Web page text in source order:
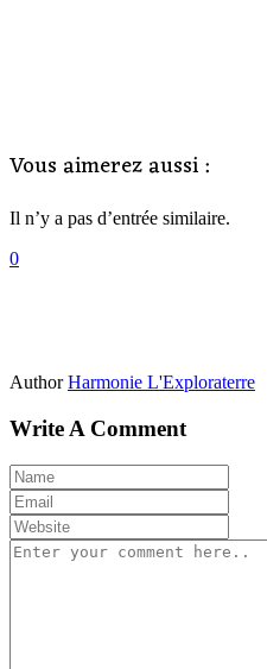
Vous aimerez aussi :
Il n’y a pas d’entrée similaire.
0
Author Harmonie L'Exploraterre
Write A Comment